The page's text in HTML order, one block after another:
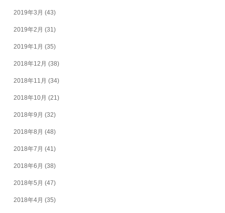
2019年3月 (43)
2019年2月 (31)
2019年1月 (35)
2018年12月 (38)
2018年11月 (34)
2018年10月 (21)
2018年9月 (32)
2018年8月 (48)
2018年7月 (41)
2018年6月 (38)
2018年5月 (47)
2018年4月 (35)